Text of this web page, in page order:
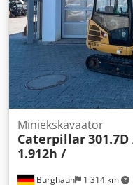
Burghaun 1 314 km
Miniekskavaator
Caterpillar
1.912h /